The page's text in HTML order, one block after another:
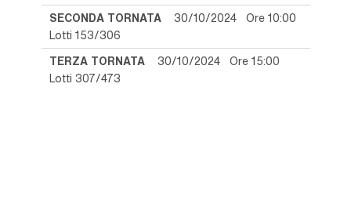
SECONDA TORNATA30/10/2024 Ore 10:00
Lotti 153/306
TERZA TORNATA30/10/2024 Ore 15:00
Lotti 307/473